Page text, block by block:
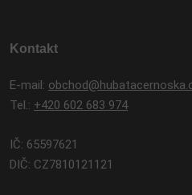
Kontakt
E-mail:
Tel.: +420 602 683 974
IČ: 65597621
DIČ: CZ7810121121